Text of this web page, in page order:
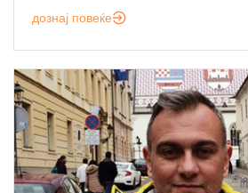
дознај повеќе